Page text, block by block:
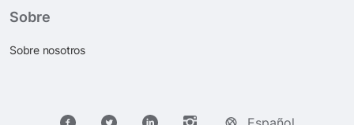
Sobre
Sobre nosotros